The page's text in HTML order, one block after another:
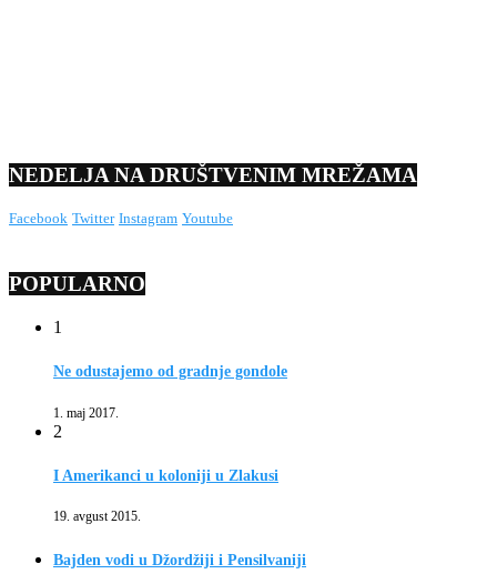
NEDELJA NA DRUŠTVENIM MREŽAMA
Facebook Twitter Instagram Youtube
POPULARNO
1
Ne odustajemo od gradnje gondole
1. maj 2017.
2
I Amerikanci u koloniji u Zlakusi
19. avgust 2015.
Bajden vodi u Džordžiji i Pensilvaniji